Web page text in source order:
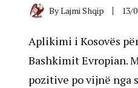
ByLajmi Shqip 13/
Aplikimi i Kosovës
Bashkimit Evropian.
pozitive po vijnë nga